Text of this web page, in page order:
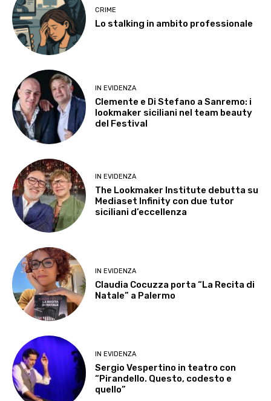
CRIME
Lo stalking in ambito professionale
IN EVIDENZA
Clemente e Di Stefano a Sanremo: i
lookmaker siciliani nel team beauty
del Festival
IN EVIDENZA
The Lookmaker Institute debutta su
Mediaset Infinity con due tutor
siciliani d’eccellenza
IN EVIDENZA
Claudia Cocuzza porta “La Recita di
Natale” a Palermo
IN EVIDENZA
Sergio Vespertino in teatro con
“Pirandello. Questo, codesto e
quello”